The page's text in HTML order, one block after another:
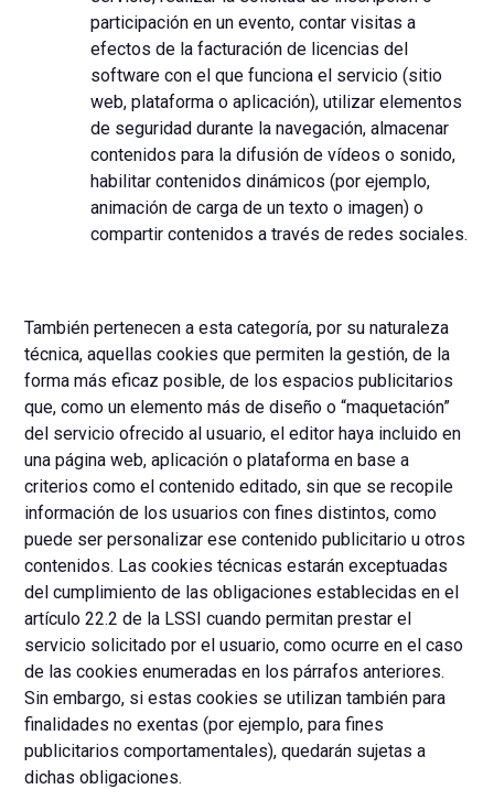
participación en un evento, contar visitas a
efectos de la facturación de licencias del
software con el que funciona el servicio (sitio
web, plataforma o aplicación), utilizar elementos
de seguridad durante la navegación, almacenar
contenidos para la difusión de vídeos o sonido,
habilitar contenidos dinámicos (por ejemplo,
animación de carga de un texto o imagen) o
compartir contenidos a través de redes sociales.
También pertenecen a esta categoría, por su naturaleza
técnica, aquellas cookies que permiten la gestión, de la
forma más eficaz posible, de los espacios publicitarios
que, como un elemento más de diseño o “maquetación”
del servicio ofrecido al usuario, el editor haya incluido en
una página web, aplicación o plataforma en base a
criterios como el contenido editado, sin que se recopile
información de los usuarios con fines distintos, como
puede ser personalizar ese contenido publicitario u otros
contenidos. Las cookies técnicas estarán exceptuadas
del cumplimiento de las obligaciones establecidas en el
artículo 22.2 de la LSSI cuando permitan prestar el
servicio solicitado por el usuario, como ocurre en el caso
de las cookies enumeradas en los párrafos anteriores.
Sin embargo, si estas cookies se utilizan también para
finalidades no exentas (por ejemplo, para fines
publicitarios comportamentales), quedarán sujetas a
dichas obligaciones.